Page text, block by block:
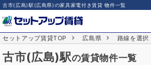
古市(広島)駅(広島県)の家具家電付き賃貸 物件一覧
セットアップ賃貸TOP 広島県 路線を選択
古市(広島)駅の賃貸物件一覧